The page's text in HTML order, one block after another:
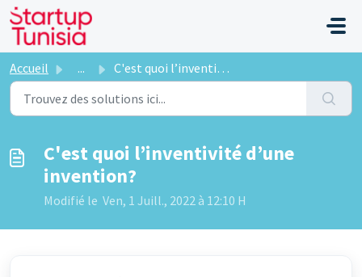
Passer au contenu principal
Accueil ... C'est quoi l’inventivité d’une invention?
C'est quoi l’inventivité d’une
invention?
Modifié le Ven, 1 Juill., 2022 à 12:10 H